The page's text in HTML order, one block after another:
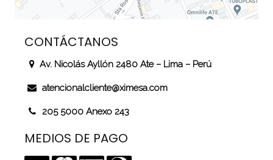
CONTÁCTANOS
Av. Nicolás Ayllón 2480 Ate – Lima – Perú
atencionalcliente@ximesa.com
205 5000 Anexo 243
MEDIOS DE PAGO